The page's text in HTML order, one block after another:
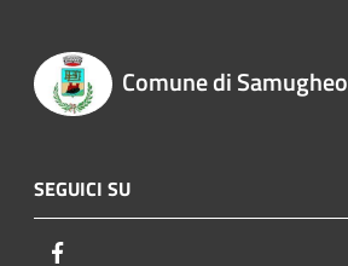
Comune di Samugheo
SEGUICI SU